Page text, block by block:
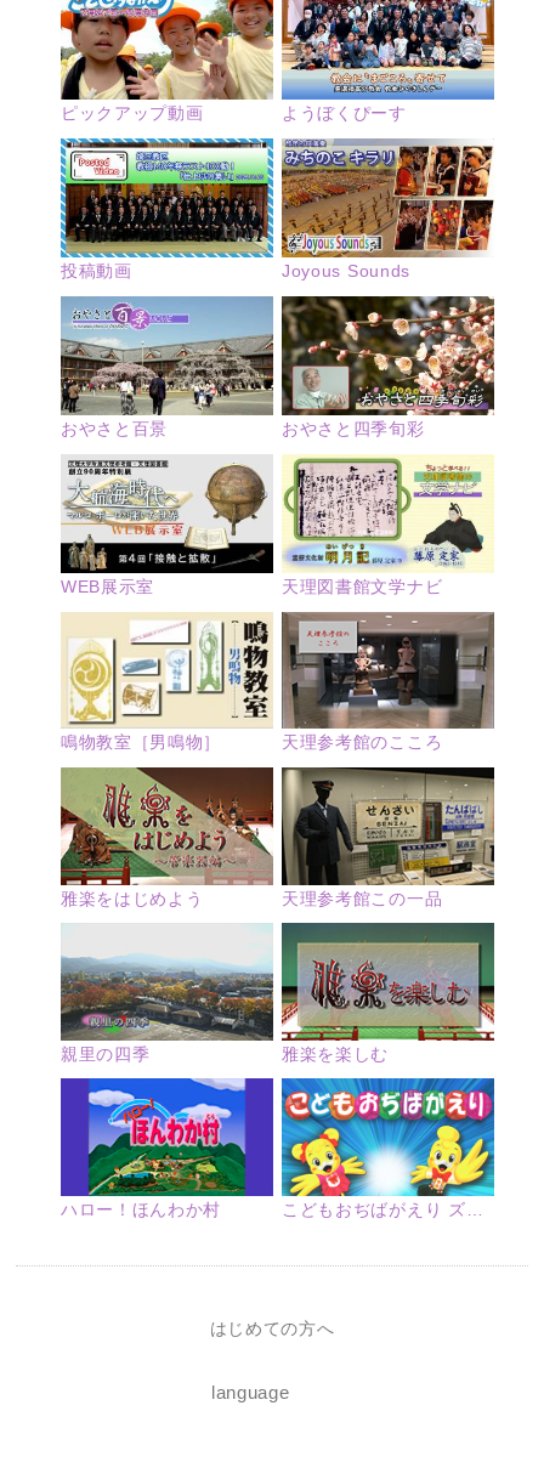
ピックアップ動画 ようぼくぴーす
投稿動画 Joyous Sounds
おやさと百景 おやさと四季旬彩
WEB展示室 天理図書館文学ナビ
鳴物教室［男鳴物］ 天理参考館のこころ
雅楽をはじめよう 天理参考館この一品
親里の四季 雅楽を楽しむ
ハロー！ほんわか村
はじめての方へ
language